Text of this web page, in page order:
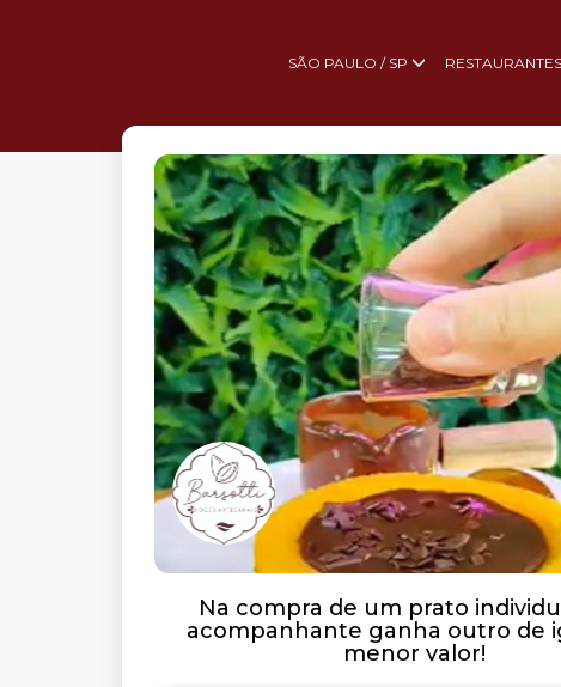
SÃO PAULO / SP RESTAURANTES
Na compra de um prato
acompanhante ganha outro de
menor valor!